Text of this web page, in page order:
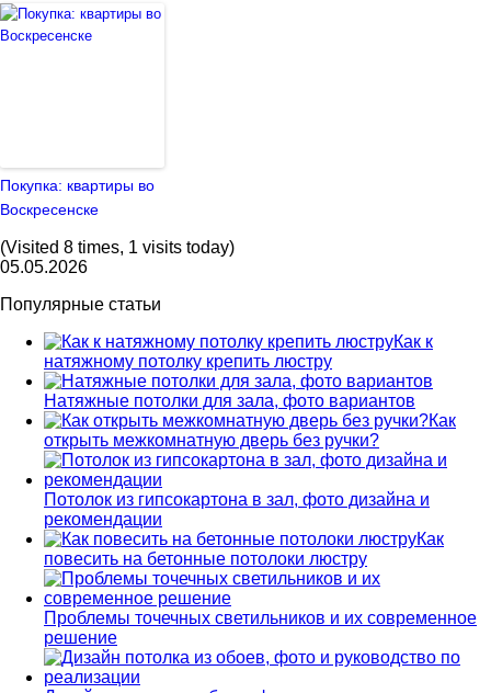
Покупка: квартиры во
Воскресенске
(Visited 8 times, 1 visits today)
05.05.2026
Популярные статьи
Как к
натяжному потолку крепить люстру
Натяжные потолки для зала, фото вариантов
Как
открыть межкомнатную дверь без ручки?
Потолок из гипсокартона в зал, фото дизайна и
рекомендации
Как
повесить на бетонные потолоки люстру
Проблемы точечных светильников и их современное
решение